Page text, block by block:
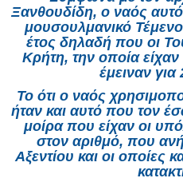
Ξανθουδίδη, ο ναός
μουσουλμανικό
έτος δηλαδή που οι
Κρήτη, την οποία είχαν
έμειναν για
Το ότι ο ναός
ήταν και αυτό που τον
μοίρα που είχαν οι
στον αριθμό, που
Αξεντίου και οι οποίες